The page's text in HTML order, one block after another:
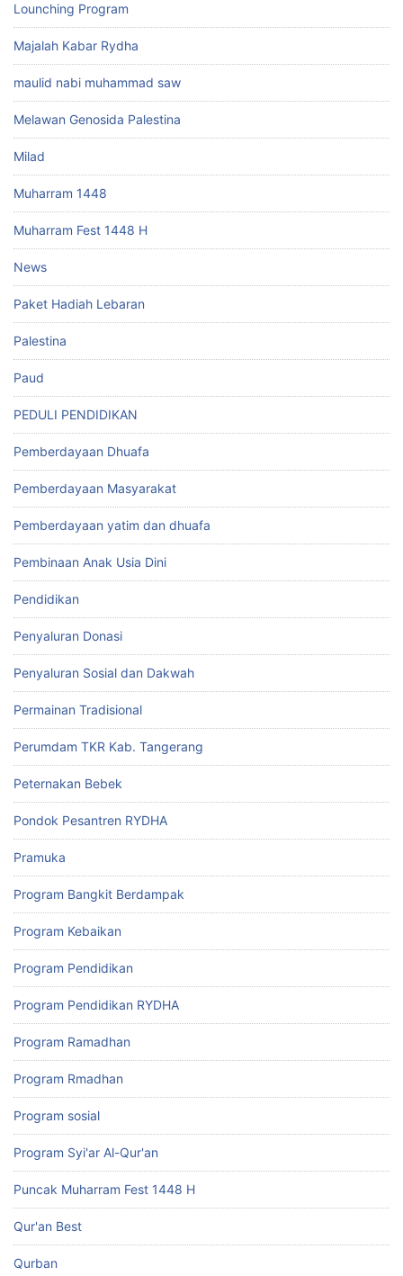
Lounching Program
Majalah Kabar Rydha
maulid nabi muhammad saw
Melawan Genosida Palestina
Milad
Muharram 1448
Muharram Fest 1448 H
News
Paket Hadiah Lebaran
Palestina
Paud
PEDULI PENDIDIKAN
Pemberdayaan Dhuafa
Pemberdayaan Masyarakat
Pemberdayaan yatim dan dhuafa
Pembinaan Anak Usia Dini
Pendidikan
Penyaluran Donasi
Penyaluran Sosial dan Dakwah
Permainan Tradisional
Perumdam TKR Kab. Tangerang
Peternakan Bebek
Pondok Pesantren RYDHA
Pramuka
Program Bangkit Berdampak
Program Kebaikan
Program Pendidikan
Program Pendidikan RYDHA
Program Ramadhan
Program Rmadhan
Program sosial
Program Syi'ar Al-Qur'an
Puncak Muharram Fest 1448 H
Qur'an Best
Qurban